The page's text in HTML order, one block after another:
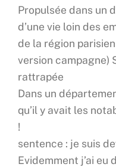
Propulsée dans un
d’une vie loin des
de la région
version campagne)
rattrapée
Dans un
qu’il y avait les
!
sentence : je suis
Evidemment j’ai